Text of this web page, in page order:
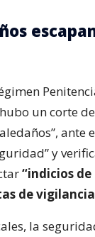
un corte
ante
y
“indicios
de
la